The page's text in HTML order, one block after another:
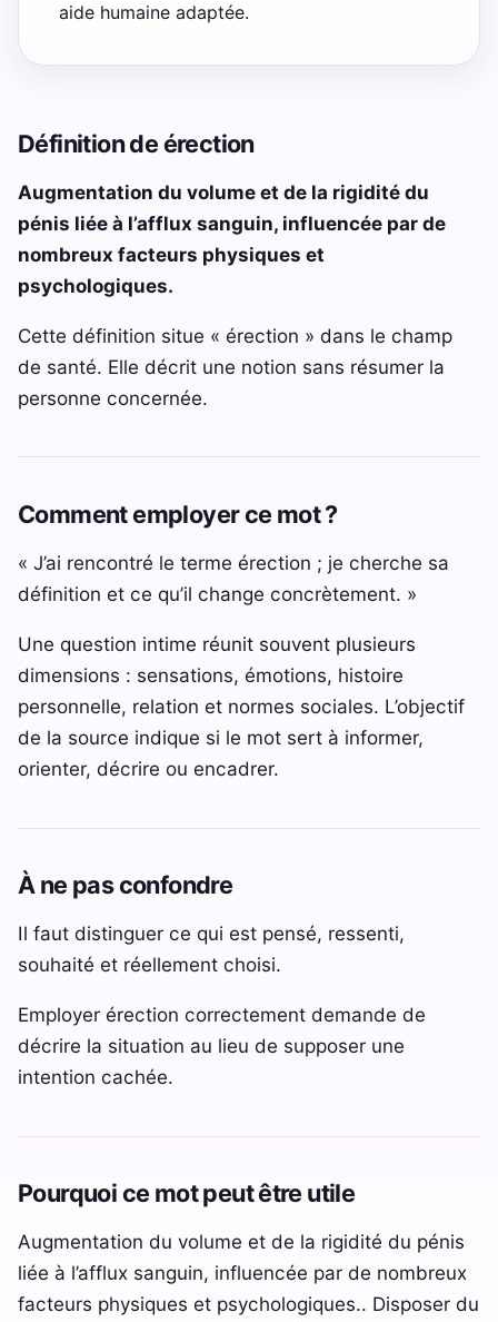
aide humaine adaptée.
Définition de érection
Augmentation du volume et de la rigidité du
pénis liée à l’afflux sanguin, influencée par de
nombreux facteurs physiques et
psychologiques.
Cette définition situe « érection » dans le champ
de santé. Elle décrit une notion sans résumer la
personne concernée.
Comment employer ce mot ?
« J’ai rencontré le terme érection ; je cherche sa
définition et ce qu’il change concrètement. »
Une question intime réunit souvent plusieurs
dimensions : sensations, émotions, histoire
personnelle, relation et normes sociales. L’objectif
de la source indique si le mot sert à informer,
orienter, décrire ou encadrer.
À ne pas confondre
Il faut distinguer ce qui est pensé, ressenti,
souhaité et réellement choisi.
Employer érection correctement demande de
décrire la situation au lieu de supposer une
intention cachée.
Pourquoi ce mot peut être utile
Augmentation du volume et de la rigidité du pénis
liée à l’afflux sanguin, influencée par de nombreux
facteurs physiques et psychologiques.. Disposer du